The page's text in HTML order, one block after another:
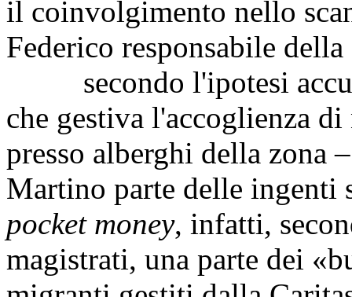
il coinvolgimento nello
Federico responsabile
secondo l'ipotesi
che gestiva l'accoglienza
presso alberghi della zona
Martino parte delle ingenti
pocket money, infatti,
magistrati, una parte dei